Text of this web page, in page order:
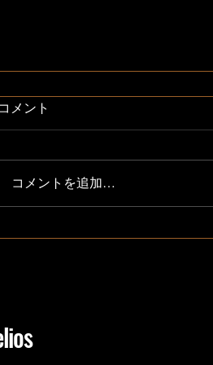
衛星画像生成AIに関する技術
コメント
コメントを追加…